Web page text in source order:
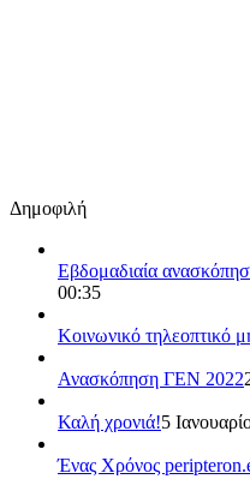
Δημοφιλή
Εβδομαδιαία
00:35
Κοινωνικό τηλεοπτικό
Ανασκόπηση ΓΕΝ 2022
Καλή χρονιά!5
Ένας Χρόνος